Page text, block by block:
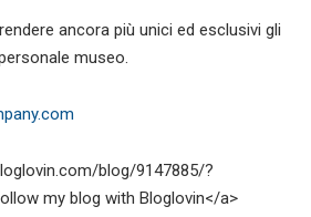
ancora più unici ed esclusivi gli
museo.
blog/9147885/?
my blog with Bloglovin</a>